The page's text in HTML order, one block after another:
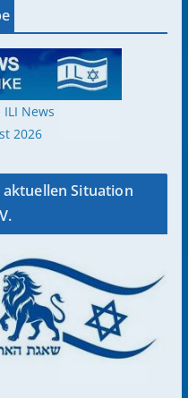
News
2026
Situation